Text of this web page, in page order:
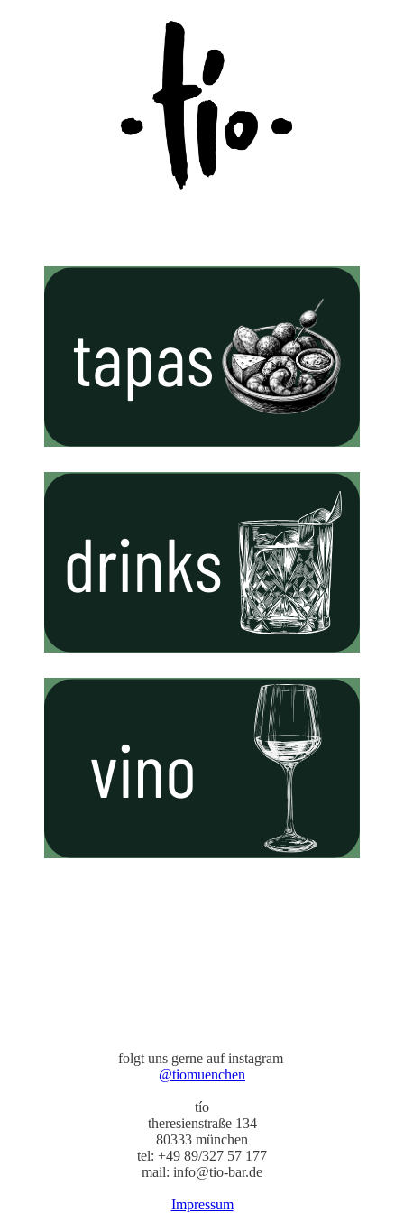
folgt uns gerne auf instagram
@tiomuenchen
tío
theresienstraße 134
80333 münchen
tel: +49 89/327 57 177
mail: info@tio-bar.de
Impressum